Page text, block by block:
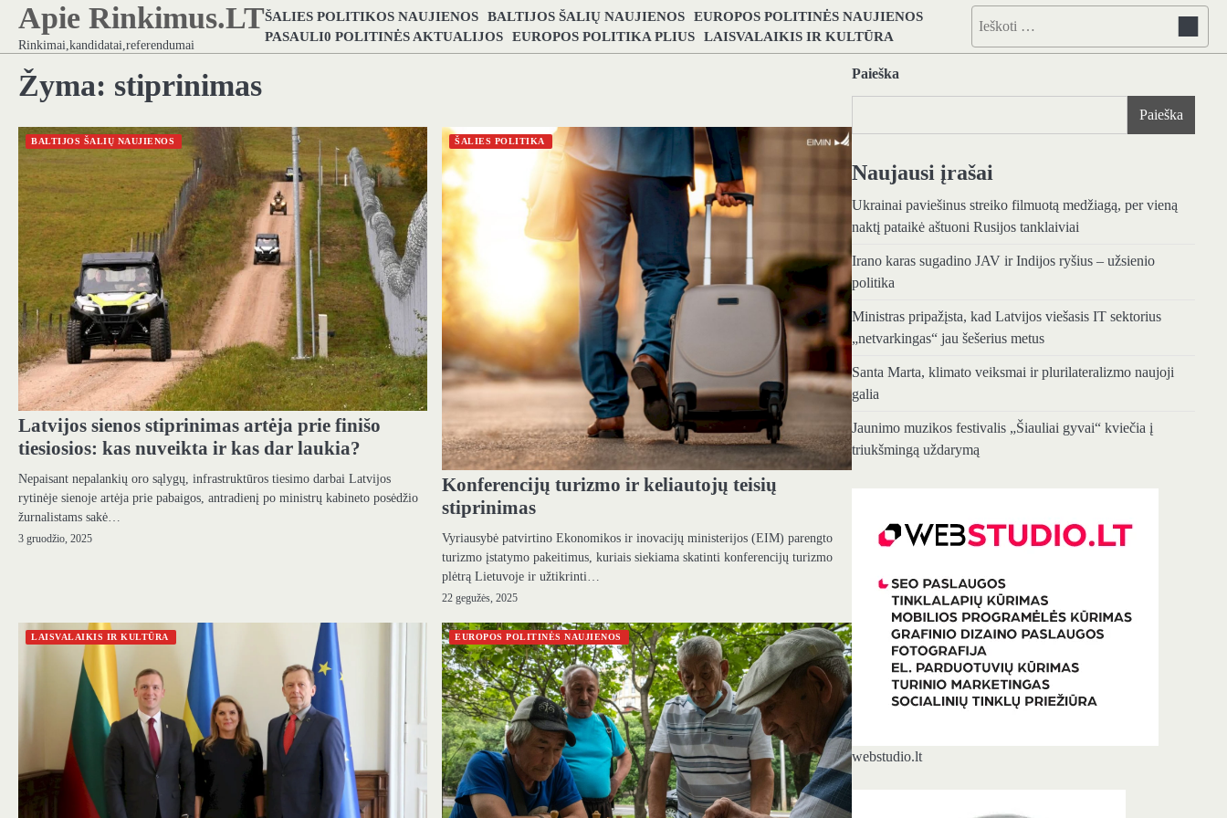
Skip
content
Apie Rinkimus.LT
Rinkimai,kandidatai,referendumai
ŠALIES POLITIKOS NAUJIENOS BALTIJOS ŠALIŲ NAUJIENOS EUROPOS POLITINĖS NAUJIENOS
PASAULI0 POLITINĖS AKTUALIJOS EUROPOS POLITIKA PLIUS LAISVALAIKIS IR KULTŪRA
Ieškoti:
Žyma: stiprinimas
BALTIJOS ŠALIŲ NAUJIENOS
Latvijos sienos stiprinimas artėja prie finišo
tiesiosios: kas nuveikta ir kas dar laukia?
Nepaisant nepalankių oro sąlygų, infrastruktūros tiesimo darbai Latvijos
rytinėje sienoje artėja prie pabaigos, antradienį po ministrų kabineto posėdžio
žurnalistams sakė…
3 gruodžio, 2025
ŠALIES POLITIKA
Konferencijų turizmo ir keliautojų teisių
stiprinimas
Vyriausybė patvirtino Ekonomikos ir inovacijų ministerijos (EIM) parengto
turizmo įstatymo pakeitimus, kuriais siekiama skatinti konferencijų turizmo
plėtrą Lietuvoje ir užtikrinti…
22 gegužės, 2025
LAISVALAIKIS IR KULTŪRA EUROPOS POLITINĖS NAUJIENOS
Paieška
Paieška
Naujausi įrašai
Ukrainai paviešinus streiko filmuotą medžiagą, per vieną
naktį pataikė aštuoni Rusijos tanklaiviai
Irano karas sugadino JAV ir Indijos ryšius – užsienio
politika
Ministras pripažįsta, kad Latvijos viešasis IT sektorius
„netvarkingas“ jau šešerius metus
Santa Marta, klimato veiksmai ir plurilateralizmo naujoji
galia
Jaunimo muzikos festivalis „Šiauliai gyvai“ kviečia į
triukšmingą uždarymą
webstudio.lt